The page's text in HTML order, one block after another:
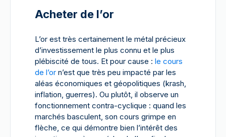
Acheter de l’or
L’or est très certainement le métal précieux
d’investissement le plus connu et le plus
plébiscité de tous. Et pour cause : le cours
de l’or n’est que très peu impacté par les
aléas économiques et géopolitiques (krash,
inflation, guerres). Ou plutôt, il observe un
fonctionnement contra-cyclique : quand les
marchés basculent, son cours grimpe en
flèche, ce qui démontre bien l’intérêt des